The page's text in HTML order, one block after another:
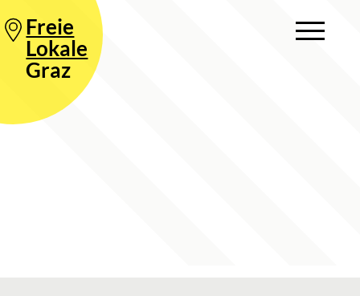
Freie
Lokale
Graz